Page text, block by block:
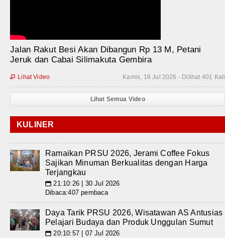
Jalan Rakut Besi Akan Dibangun Rp 13 M, Petani
Jeruk dan Cabai Silimakuta Gembira
Kamis, 16 Jul 2026 - Dilihat 401 Kali
 Lihat Video
Lihat Semua Video
KULINER
Ramaikan PRSU 2026, Jerami Coffee Fokus
Sajikan Minuman Berkualitas dengan Harga
Terjangkau
📅 21:10:26 | 30 Jul 2026
Dibaca:407 pembaca
Daya Tarik PRSU 2026, Wisatawan AS Antusias
Pelajari Budaya dan Produk Unggulan Sumut
📅 20:10:57 | 07 Jul 2026